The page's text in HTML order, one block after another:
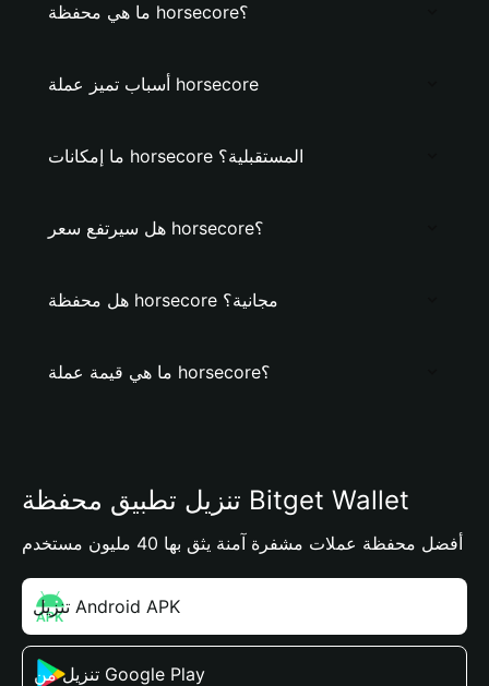
ما هي محفظة horsecore؟
أسباب تميز عملة horsecore
ما إمكانات horsecore المستقبلية؟
هل سيرتفع سعر horsecore؟
هل محفظة horsecore مجانية؟
ما هي قيمة عملة horsecore؟
تنزيل تطبيق محفظة Bitget Wallet
أفضل محفظة عملات مشفرة آمنة يثق بها 40 مليون مستخدم
تنزيل Android APK
تنزيل من Google Play